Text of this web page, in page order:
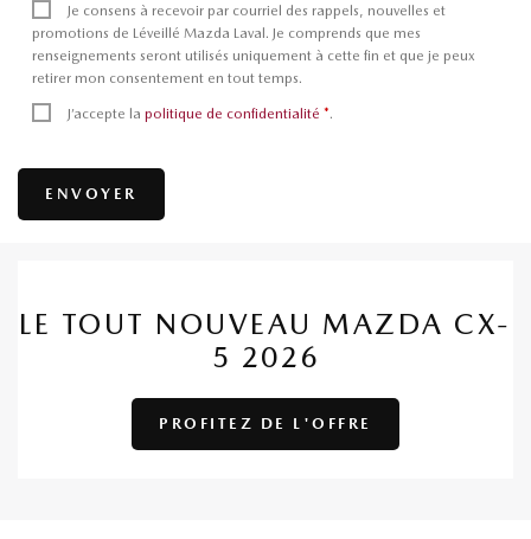
Je consens à recevoir par courriel des rappels, nouvelles et
promotions de Léveillé Mazda Laval. Je comprends que mes
renseignements seront utilisés uniquement à cette fin et que je peux
retirer mon consentement en tout temps.
J’accepte la politique de confidentialité *.
LE TOUT NOUVEAU MAZDA CX-
5 2026
PROFITEZ DE L'OFFRE